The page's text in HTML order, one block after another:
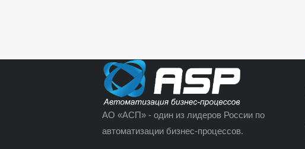
АО «АСП» - один из лидеров России по
автоматизации бизнес-процессов.